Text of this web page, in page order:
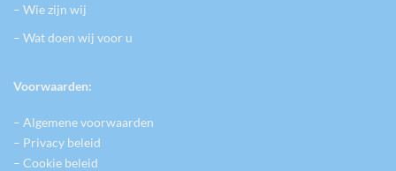
– Wie zijn wij
– Wat doen wij voor u
Voorwaarden:
– Algemene voorwaarden
– Privacy beleid
– Cookie beleid